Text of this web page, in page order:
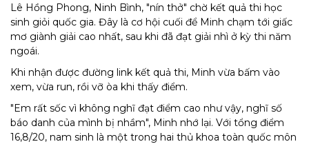
Lê Hồng Phong, Ninh Bình, "nín thở" chờ kết quả thi học
sinh giỏi quốc gia. Đây là cơ hội cuối để Minh chạm tới giấc
mơ giành giải cao nhất, sau khi đã đạt giải nhì ở kỳ thi năm
ngoái.
Khi nhận được đường link kết quả thi, Minh vừa bấm vào
xem, vừa run, rồi vỡ òa khi thấy điểm.
"Em rất sốc vì không nghĩ đạt điểm cao như vậy, nghĩ số
báo danh của mình bị nhầm", Minh nhớ lại. Với tổng điểm
16,8/20, nam sinh là một trong hai thủ khoa toàn quốc môn